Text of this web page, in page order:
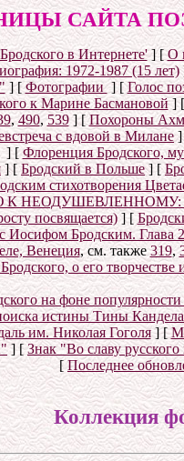
САЙТА
в Интернете'] [О
1972-1987 (15 лет)
] [Фотографии] [Голос
к Марине Басмановой]
,490,539] [Похороны
с вдовой в Милане]
[Флоренция Бродского,
] [Бродский в Польше] [
стихотворения
НЕОДУШЕВЛЕННОМУ:
посвящается)] [
Бродским. Глава
Венеция, см. также319,
о его творчестве
на фоне
истины Тины
им. Николая Гоголя] [
] [Знак "Во славу
[Последнее
Коллекция